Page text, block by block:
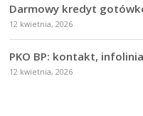
Darmowy kredyt
12 kwietnia, 2026
PKO BP: kontakt,
12 kwietnia, 2026